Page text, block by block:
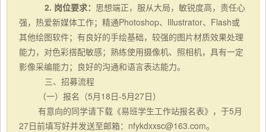
2. 岗位要求： 思想端正，服从大局，敏锐度高，责任心
强，热爱新媒体工作；精通Photoshop、 Illustrator、 Flash或
其他绘图软件；有良好的手绘基础，较强的图片材质效果处理
能力，对色彩搭配敏感；熟练使用摄像机、照相机，具有一定
影像采编能力；良好的沟通和语言表达能力。
三、招募流程
（一）报名（5月18日-5月27日）
有意向的同学请下载《易班学生工作站报名表》，于5月
27日前填写好并发送至邮箱： nfykdxxsc@163.com。